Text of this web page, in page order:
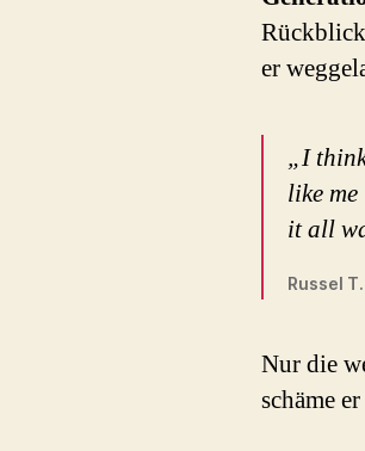
er
„I
like
it all
Russel
Nur die
schäme